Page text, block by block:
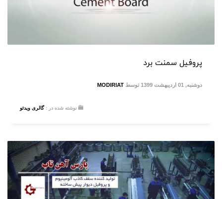
پروفیل سمنت برد
دوشنبه, 01 اردیبهشت 1399 توسط MODIRIAT
نوشته شده در : گالری ویدئو